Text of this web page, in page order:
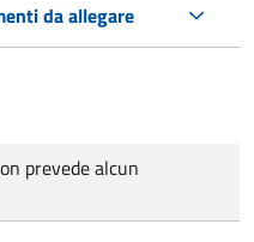
da allegare
prevede alcun